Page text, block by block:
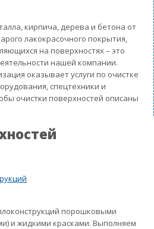
кирпича, дерева и бетона от
лакокрасочного покрытия,
на поверхностях – это
нашей компании.
оказывает услуги по очистке
спецтехники и
очистки поверхностей описаны
порошковыми
и жидкими красками. Выполняем